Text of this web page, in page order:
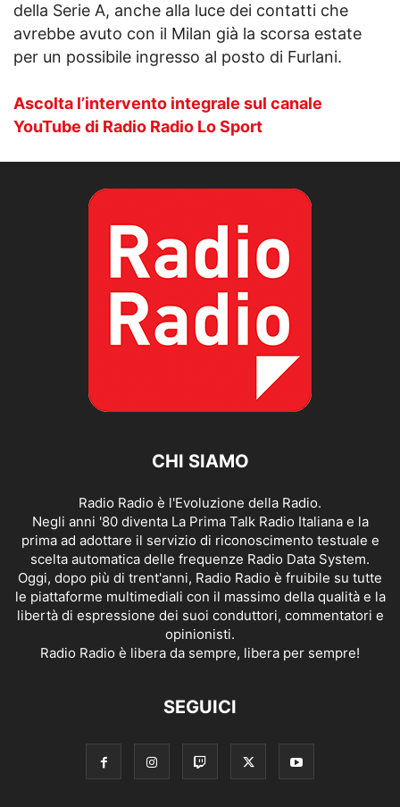
della Serie A, anche alla luce dei contatti che
avrebbe avuto con il Milan già la scorsa estate
per un possibile ingresso al posto di Furlani.
Ascolta l’intervento integrale sul canale
YouTube di Radio Radio Lo Sport
CHI SIAMO
Radio Radio è l'Evoluzione della Radio.
Negli anni '80 diventa La Prima Talk Radio Italiana e la
prima ad adottare il servizio di riconoscimento testuale e
scelta automatica delle frequenze Radio Data System.
Oggi, dopo più di trent'anni, Radio Radio è fruibile su tutte
le piattaforme multimediali con il massimo della qualità e la
libertà di espressione dei suoi conduttori, commentatori e
opinionisti.
Radio Radio è libera da sempre, libera per sempre!
SEGUICI